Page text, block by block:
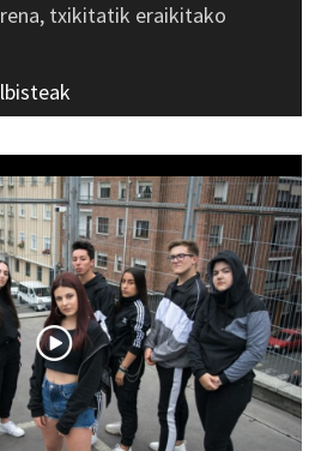
txikitatik eraikitako